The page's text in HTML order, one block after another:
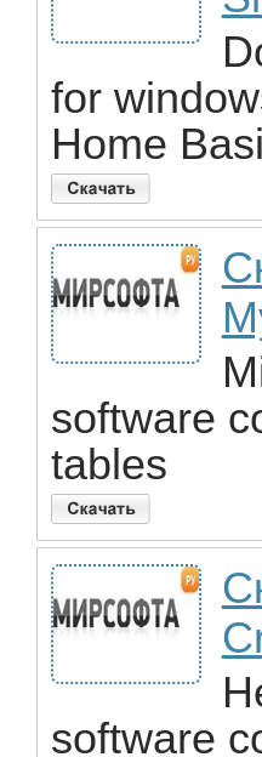
for
Home
software
tables
software